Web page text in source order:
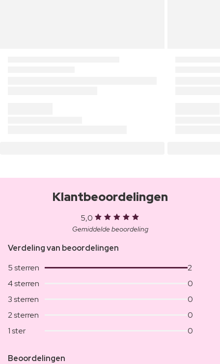
Klantbeoordelingen
5,0
Gemiddelde beoordeling
Verdeling van beoordelingen
5 sterren
2
4 sterren
0
3 sterren
0
2 sterren
0
1 ster
0
Beoordelingen